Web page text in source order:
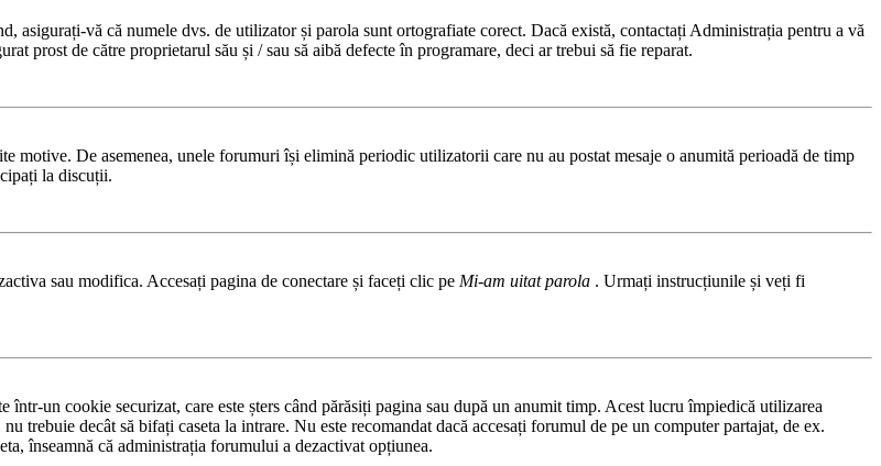
asigurați-vă că numele dvs. de utilizator și parola sunt ortografiate corect. Dacă există, contactați Administrația pentru a vă
prost de către proprietarul său și / sau să aibă defecte în programare, deci ar trebui să fie reparat.
motive. De asemenea, unele forumuri își elimină periodic utilizatorii care nu au postat mesaje o anumită perioadă de timp
la discuții.
sau modifica. Accesați pagina de conectare și faceți clic pe Mi-am uitat parola . Urmați instrucțiunile și veți fi
într-un cookie securizat, care este șters când părăsiți pagina sau după un anumit timp. Acest lucru împiedică utilizarea
trebuie decât să bifați caseta la intrare. Nu este recomandat dacă accesați forumul de pe un computer partajat, de ex.
înseamnă că administrația forumului a dezactivat opțiunea.